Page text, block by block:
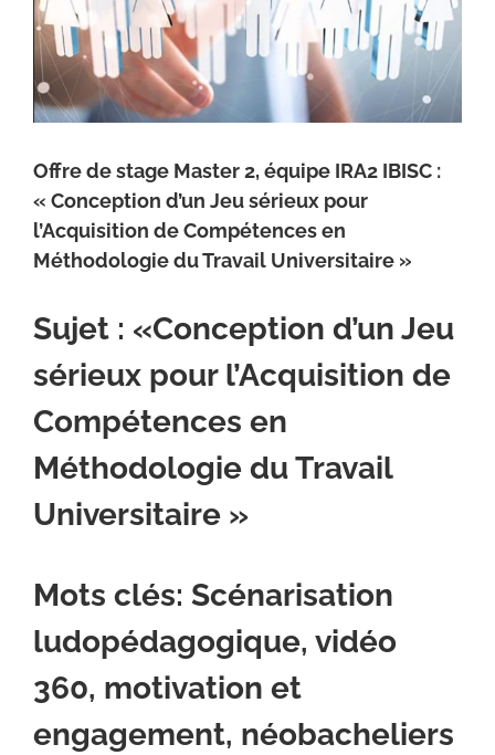
Offre de stage Master 2, équipe IRA2 IBISC :
« Conception d’un Jeu sérieux pour
l’Acquisition de Compétences en
Méthodologie du Travail Universitaire »
Sujet : «Conception d’un Jeu
sérieux pour l’Acquisition de
Compétences en
Méthodologie du Travail
Universitaire »
Mots clés: Scénarisation
ludopédagogique, vidéo
360, motivation et
engagement, néobacheliers